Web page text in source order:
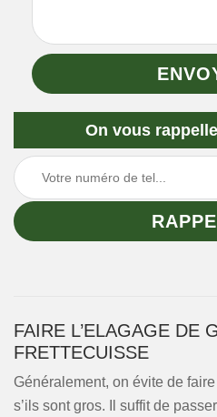
On vous
FAIRE L’ELAGAGE DE
FRETTECUISSE
Généralement, on évite de
s’ils sont gros. Il suffit de